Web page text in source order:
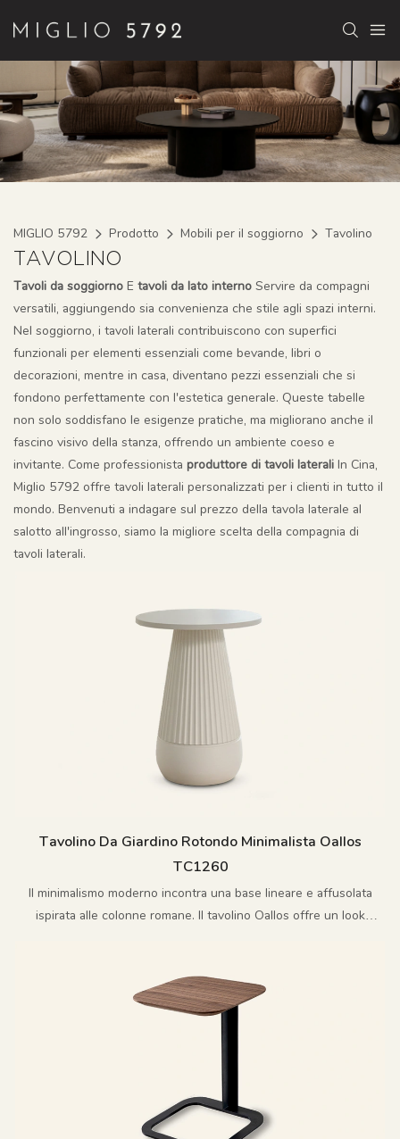
MIGLIO 5792 Prodotto Mobili per il soggiorno Tavolino
TAVOLINO
Tavoli da soggiorno E tavoli da lato interno Servire da compagni
versatili, aggiungendo sia convenienza che stile agli spazi interni.
Nel soggiorno, i tavoli laterali contribuiscono con superfici
funzionali per elementi essenziali come bevande, libri o
decorazioni, mentre in casa, diventano pezzi essenziali che si
fondono perfettamente con l'estetica generale. Queste tabelle
non solo soddisfano le esigenze pratiche, ma migliorano anche il
fascino visivo della stanza, offrendo un ambiente coeso e
invitante. Come professionista produttore di tavoli laterali In Cina,
Miglio 5792 offre tavoli laterali personalizzati per i clienti in tutto il
mondo. Benvenuti a indagare sul prezzo della tavola laterale al
salotto all'ingrosso, siamo la migliore scelta della compagnia di
tavoli laterali.
Tavolino Da Giardino Rotondo Minimalista Oallos
TC1260
Il minimalismo moderno incontra una base lineare e affusolata
ispirata alle colonne romane. Il tavolino Oallos offre un look